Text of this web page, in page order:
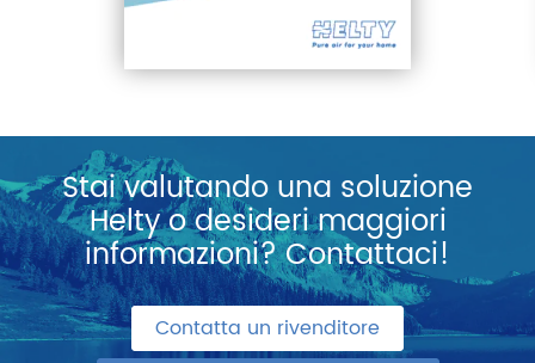
Stai valutando una soluzione
Helty o desideri maggiori
informazioni? Contattaci!
Contatta un rivenditore